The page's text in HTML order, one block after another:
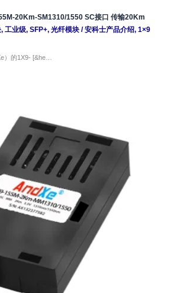
20Km-SM1310/1550 SC接口 传输20Km
, 工业级, SFP+, 光纤模块/安科士产品介绍, 1×9
）的1X9- [&he…